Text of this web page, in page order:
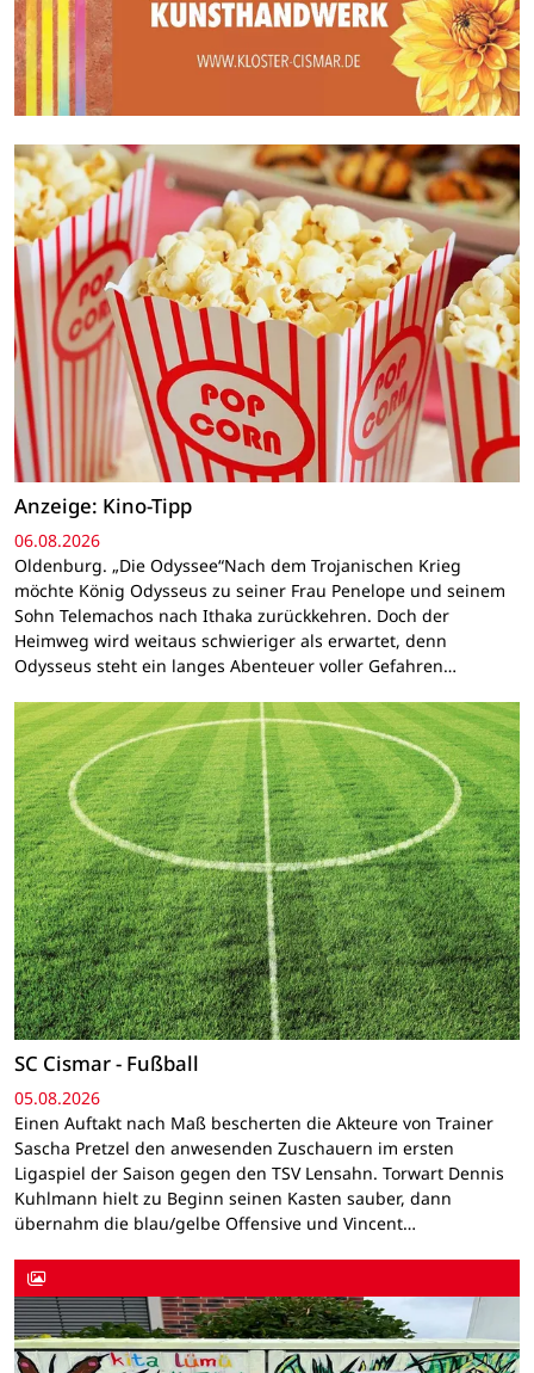
Anzeige: Kino-Tipp
06.08.2026
Oldenburg. „Die Odyssee“Nach dem Trojanischen Krieg
möchte König Odysseus zu seiner Frau Penelope und seinem
Sohn Telemachos nach Ithaka zurückkehren. Doch der
Heimweg wird weitaus schwieriger als erwartet, denn
Odysseus steht ein langes Abenteuer voller Gefahren…
SC Cismar - Fußball
05.08.2026
Einen Auftakt nach Maß bescherten die Akteure von Trainer
Sascha Pretzel den anwesenden Zuschauern im ersten
Ligaspiel der Saison gegen den TSV Lensahn. Torwart Dennis
Kuhlmann hielt zu Beginn seinen Kasten sauber, dann
übernahm die blau/gelbe Offensive und Vincent…